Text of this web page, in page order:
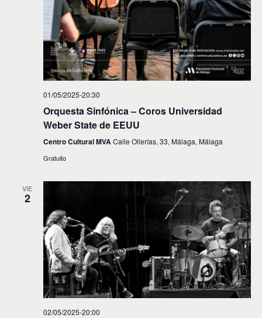
01/05/2025-20:30
Orquesta Sinfónica – Coros Universidad
Weber State de EEUU
Centro Cultural MVACalle Ollerías, 33, Málaga, Málaga
Gratuito
VIE
2
02/05/2025-20:00